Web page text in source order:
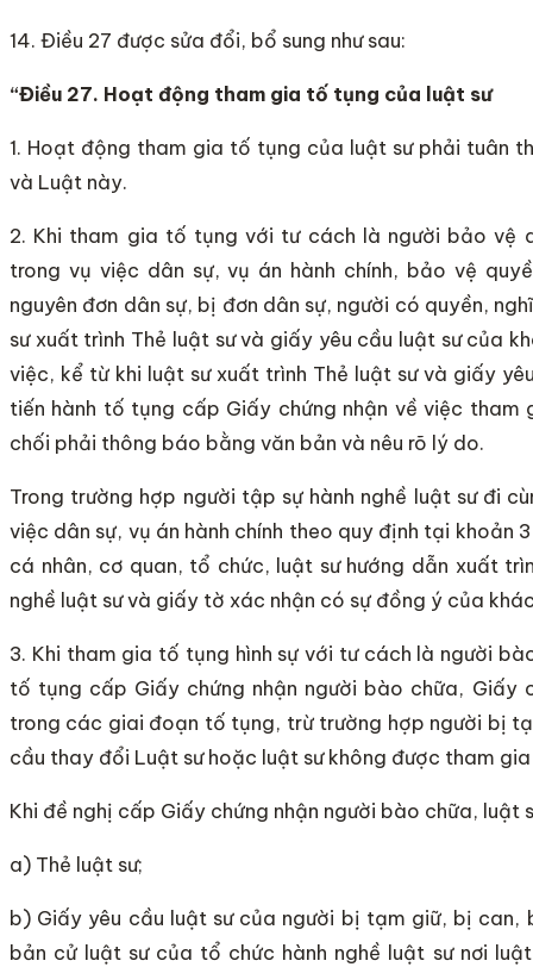
14. Điều 27 được sửa đổi, bổ sung như sau:
“Điều 27. Hoạt động tham gia tố tụng của luật sư
1. Hoạt động tham gia tố tụng của luật sư phải tuân
và Luật này.
2. Khi tham gia tố tụng với tư cách là người bảo vệ
trong vụ việc dân sự, vụ án hành chính, bảo vệ
nguyên đơn dân sự, bị đơn dân sự, người có quyền,
sư xuất trình Thẻ luật sư và giấy yêu cầu luật sư của
việc, kể từ khi luật sư xuất trình Thẻ luật sư và giấy
tiến hành tố tụng cấp Giấy chứng nhận về việc
chối phải thông báo bằng văn bản và nêu rõ lý do.
Trong trường hợp người tập sự hành nghề luật sư đi
việc dân sự, vụ án hành chính theo quy định tại khoản
cá nhân, cơ quan, tổ chức, luật sư hướng dẫn xuất
nghề luật sư và giấy tờ xác nhận có sự đồng ý của
3. Khi tham gia tố tụng hình sự với tư cách là người
tố tụng cấp Giấy chứng nhận người bào chữa, Giấy
trong các giai đoạn tố tụng, trừ trường hợp người bị
cầu thay đổi Luật sư hoặc luật sư không được tham
Khi đề nghị cấp Giấy chứng nhận người bào chữa,
a) Thẻ luật sư;
b) Giấy yêu cầu luật sư của người bị tạm giữ, bị
bản cử luật sư của tổ chức hành nghề luật sư nơi